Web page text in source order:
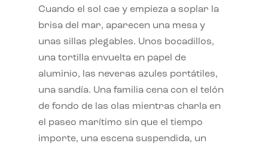
Cuando el sol cae y empieza a soplar la
brisa del mar, aparecen una mesa y
unas sillas plegables. Unos bocadillos,
una tortilla envuelta en papel de
aluminio, las neveras azules portátiles,
una sandía. Una familia cena con el telón
de fondo de las olas mientras charla en
el paseo marítimo sin que el tiempo
importe, una escena suspendida, un